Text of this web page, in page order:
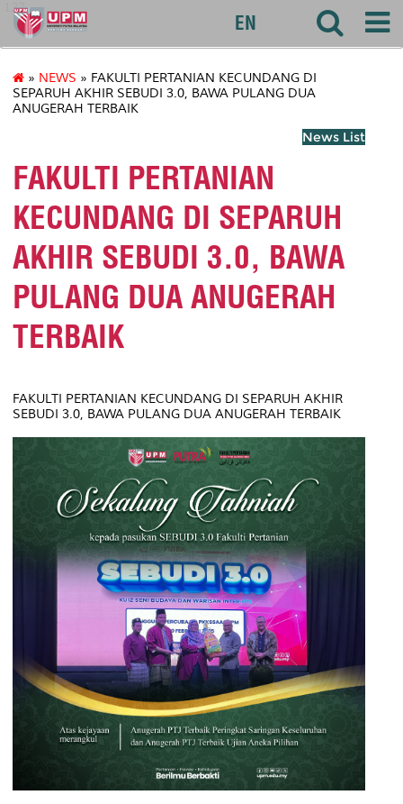
127
EN
» NEWS » FAKULTI PERTANIAN KECUNDANG DI
SEPARUH AKHIR SEBUDI 3.0, BAWA PULANG DUA
ANUGERAH TERBAIK
News List
FAKULTI PERTANIAN
KECUNDANG DI SEPARUH
AKHIR SEBUDI 3.0, BAWA
PULANG DUA ANUGERAH
TERBAIK
FAKULTI PERTANIAN KECUNDANG DI SEPARUH AKHIR
SEBUDI 3.0, BAWA PULANG DUA ANUGERAH TERBAIK